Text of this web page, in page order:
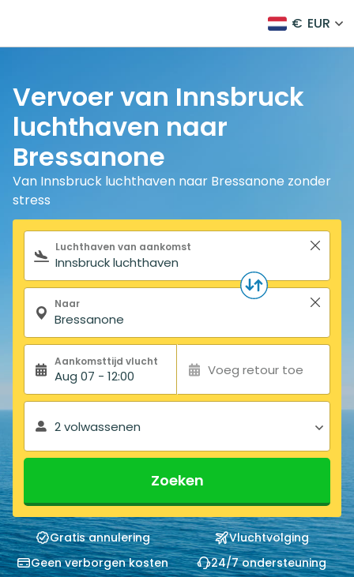
€ EUR
Vervoer van Innsbruck
luchthaven naar
Bressanone
Van Innsbruck luchthaven naar Bressanone zonder
stress
Zoekformulier
Luchthaven van aankomst
Naar
Aankomsttijd vlucht
Aug 07 - 12:00 Voeg retour toe
2 volwassenen
Zoeken
Gratis annulering
Vluchtvolging
Geen verborgen kosten
24/7 ondersteuning